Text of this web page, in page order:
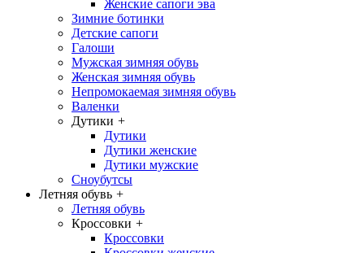
Женские сапоги эва
Зимние ботинки
Детские сапоги
Галоши
Мужская зимняя обувь
Женская зимняя обувь
Непромокаемая зимняя обувь
Валенки
Дутики +
Дутики
Дутики женские
Дутики мужские
Сноубутсы
Летняя обувь +
Летняя обувь
Кроссовки +
Кроссовки